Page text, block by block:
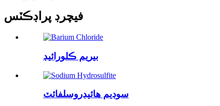
فيچرڊ پراڊڪٽس
بيريم ڪلورائيڊ
سوڊيم هائيڊروسلفائٽ